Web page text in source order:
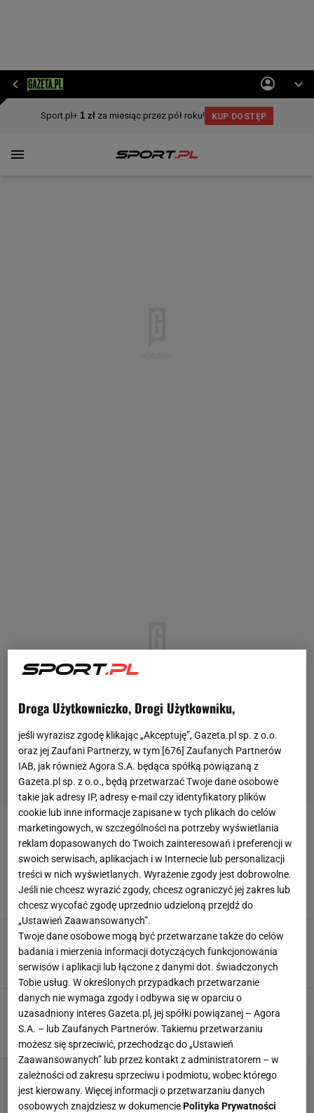
DOJAZD
Wielka Krokiew - ciekawostki, wydarzenia,
dojazd, pojemność
js, 15 LISTOPADA 2016, 19:05
Motoarena Toruń - ciekawostki, wydarzenia,
dojazd, pojemność
js,15 LISTOPADA 2016, 18:17
Stadion Cracovii - ciekawostki, wydarzenia,
dojazd, pojemność
js,15 LISTOPADA 2016, 17:20
Droga Użytkowniczko, Drogi Użytkowniku,
jeśli wyrazisz zgodę klikając „Akceptuję”, Gazeta.pl sp. z o.o.
oraz jej Zaufani Partnerzy, w tym [676] Zaufanych Partnerów
IAB, jak również Agora S.A. będąca spółką powiązaną z
Gazeta.pl sp. z o.o., będą przetwarzać Twoje dane osobowe
takie jak adresy IP, adresy e-mail czy identyfikatory plików
cookie lub inne informacje zapisane w tych plikach do celów
marketingowych, w szczególności na potrzeby wyświetlania
reklam dopasowanych do Twoich zainteresowań i preferencji w
swoich serwisach, aplikacjach i w Internecie lub personalizacji
treści w nich wyświetlanych. Wyrażenie zgody jest dobrowolne.
Jeśli nie chcesz wyrazić zgody, chcesz ograniczyć jej zakres lub
chcesz wycofać zgodę uprzednio udzieloną przejdź do
„Ustawień Zaawansowanych”.
Twoje dane osobowe mogą być przetwarzane także do celów
badania i mierzenia informacji dotyczących funkcjonowania
serwisów i aplikacji lub łączone z danymi dot. świadczonych
Tobie usług. W określonych przypadkach przetwarzanie
danych nie wymaga zgody i odbywa się w oparciu o
uzasadniony interes Gazeta.pl, jej spółki powiązanej – Agora
S.A. – lub Zaufanych Partnerów. Takiemu przetwarzaniu
możesz się sprzeciwić, przechodząc do „Ustawień
Zaawansowanych” lub przez kontakt z administratorem – w
zależności od zakresu sprzeciwu i podmiotu, wobec którego
jest kierowany. Więcej informacji o przetwarzaniu danych
osobowych znajdziesz w dokumenciePolityka Prywatności